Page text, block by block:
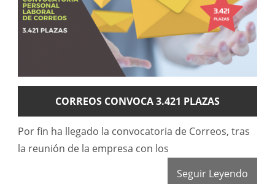
CORREOS CONVOCA 3.421 PLAZAS
Por fin ha llegado la convocatoria de Correos, tras
la reunión de la empresa con los
Seguir Leyendo